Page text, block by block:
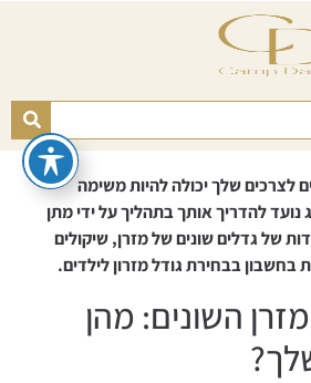
לצרכים שלך יכולה להיות משימה
להדריך אותך בתהליך על ידי מתן
של גדלים שונים של מזרן, שיקולים
בחשבון בבחירת גודל מזרון לילדים.
השונים: מהן